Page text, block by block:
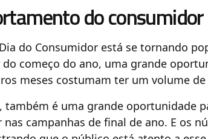
do consumidor
do Consumidor está se tornando
do começo do ano, uma grande
meses costumam ter um volume de
também é uma grande oportunidade
campanhas de final de ano. E os